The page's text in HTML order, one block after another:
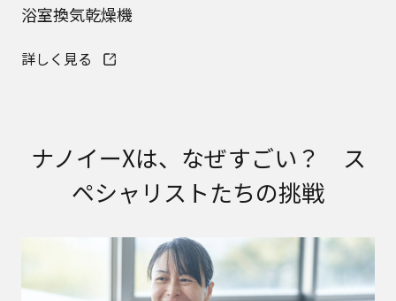
浴室換気乾燥機
詳しく見る
ナノイーXは、なぜすごい？ ス
ペシャリストたちの挑戦